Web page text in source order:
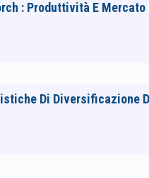
: Produttività E
Di Diversificazione